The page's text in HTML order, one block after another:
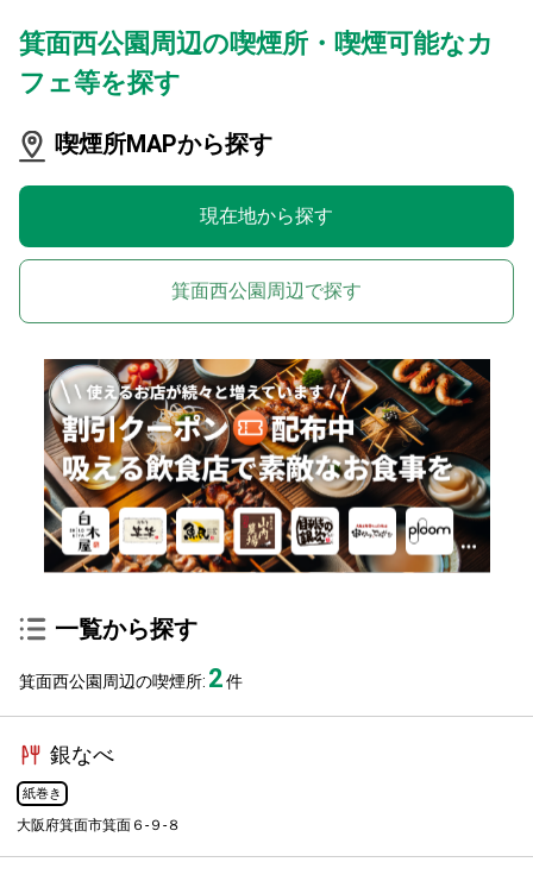
箕面西公園周辺の喫煙所・喫煙可能なカ
フェ等を探す
喫煙所MAPから探す
現在地から探す
箕面西公園周辺で探す
一覧から探す
箕面西公園周辺の喫煙所: 2件
銀なべ
紙巻き
大阪府箕面市箕面６-９-８